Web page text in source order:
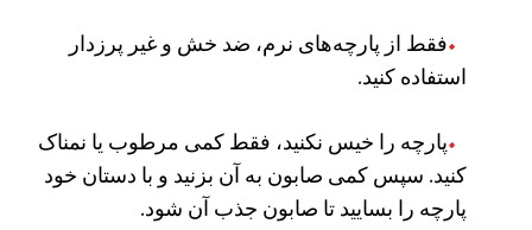
فقط از پارچه‌های نرم،‌ ضد خش و غیر پرزدار
استفاده کنید.
پارچه را خیس نکنید، فقط کمی مرطوب یا نمناک
کنید. سپس کمی صابون به آن بزنید و با دستان خود
پارچه را بسایید تا صابون جذب آن شود.